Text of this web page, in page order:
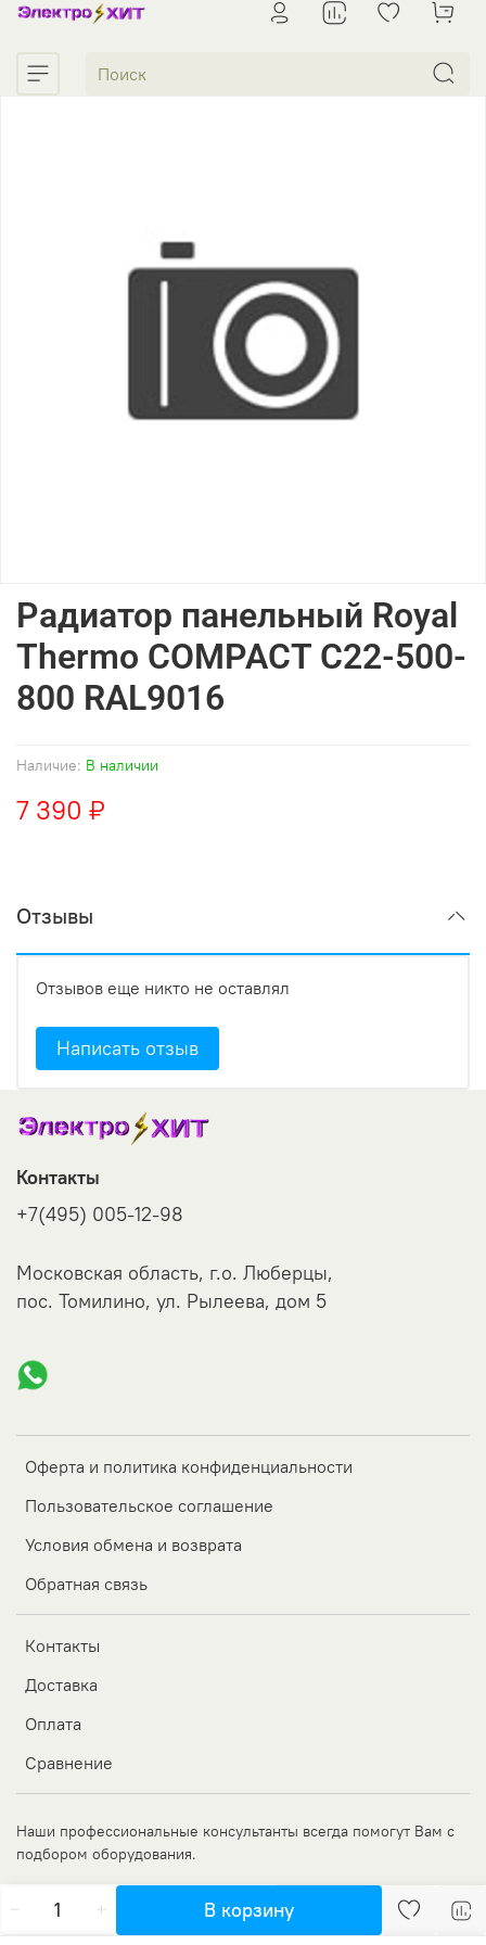
Наличие: В наличии
Радиатор панельный Royal
Thermo COMPACT C22-500-
800 RAL9016
7 390 ₽
В корзину
Отзывы
Отзывов еще никто не оставлял
Написать отзыв
Оферта и политика конфиденциальности
Пользовательское соглашение
Условия обмена и возврата
Обратная связь
Контакты
Доставка
Оплата
Сравнение
Контакты
+7(495) 005-12-98
Московская область, г.о. Люберцы,
пос. Томилино, ул. Рылеева, дом 5
Наши профессиональные консультанты всегда помогут Вам с
подбором оборудования.